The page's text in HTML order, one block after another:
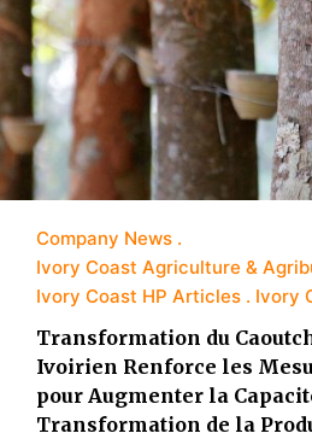
Company News
Ivory Coast Agriculture &
Ivory Coast HP Articles
Ivory
Transformation du
Ivoirien Renforce les
pour Augmenter la
Transformation de la